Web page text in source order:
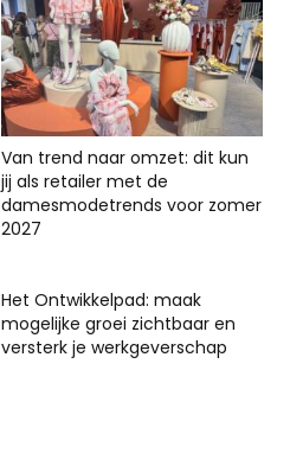
Van trend naar omzet: dit kun
jij als retailer met de
damesmodetrends voor zomer
2027
Het Ontwikkelpad: maak
mogelijke groei zichtbaar en
versterk je werkgeverschap